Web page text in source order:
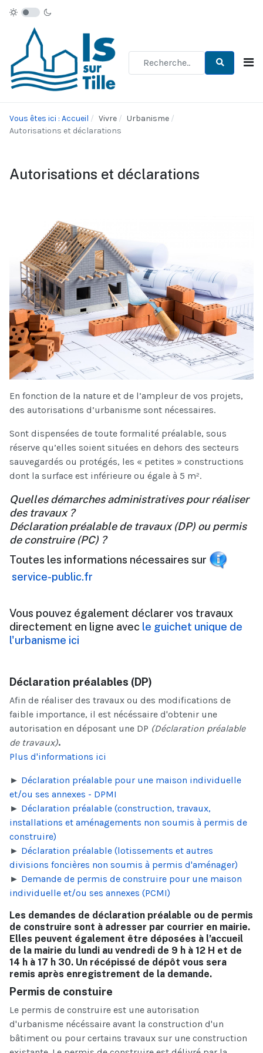
Vous êtes ici : Accueil Vivre
Urbanisme
Autorisations et déclarations
Autorisations et déclarations
En fonction de la nature et de l’ampleur de vos projets,
des autorisations d’urbanisme sont nécessaires.
Sont dispensées de toute formalité préalable, sous
réserve qu’elles soient situées en dehors des secteurs
sauvegardés ou protégés, les « petites » constructions
dont la surface est inférieure ou égale à 5 m².
Quelles démarches administratives pour réaliser
des travaux ?
Déclaration préalable de travaux (DP) ou permis
de construire (PC) ?
Toutes les informations nécessaires sur
service-public.fr
Vous pouvez également déclarer vos travaux
directement en ligne avec le guichet unique de
l'urbanisme ici
Déclaration préalables (DP)
Afin de réaliser des travaux ou des modifications de
faible importance, il est nécéssaire d'obtenir une
autorisation en déposant une DP (Déclaration préalable
de travaux).
Plus d'informations ici
► Déclaration préalable pour une maison individuelle
et/ou ses annexes - DPMI
► Déclaration préalable (construction, travaux,
installations et aménagements non soumis à permis de
construire)
► Déclaration préalable (lotissements et autres
divisions foncières non soumis à permis d'aménager)
► Demande de permis de construire pour une maison
individuelle et/ou ses annexes (PCMI)
Les demandes de déclaration préalable ou de permis
de construire sont à adresser par courrier en mairie.
Elles peuvent également être déposées à l’accueil
de la mairie du lundi au vendredi de 9 h à 12 H et de
14 h à 17 h 30. Un récépissé de dépôt vous sera
remis après enregistrement de la demande.
Permis de constuire
Le permis de construire est une autorisation
d'urbanisme nécéssaire avant la construction d'un
bâtiment ou pour certains travaux sur une construction